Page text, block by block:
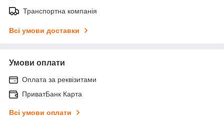
Транспортна компанія
Всі умови доставки
Умови оплати
Оплата за реквізитами
ПриватБанк Карта
Всі умови оплати